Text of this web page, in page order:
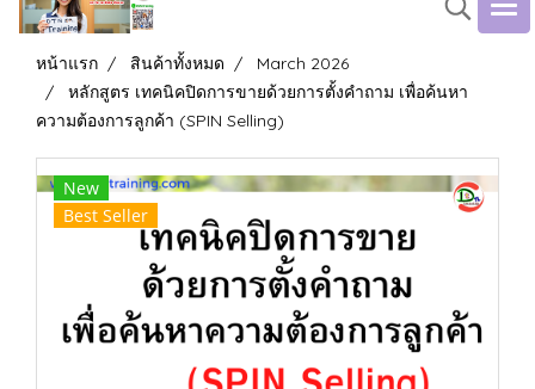
หน้าแรก สินค้าทั้งหมด
March 2026
หลักสูตร เทคนิคปิดการขายด้วยการตั้งคำถาม เพื่อค้นหา
ความต้องการลูกค้า (SPIN Selling)
New
Best Seller